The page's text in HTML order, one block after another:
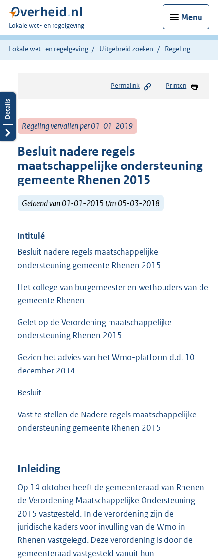
Menu
U
bent
hier:
Lokale wet- en regelgeving
Lokale wet- en regelgeving Uitgebreid zoeken Regeling
Permalink Printen
Regeling vervallen per 01-01-2019
Besluit nadere regels
maatschappelijke ondersteuning
gemeente Rhenen 2015
Geldend van 01-01-2015 t/m 05-03-2018
Intitulé
Besluit nadere regels maatschappelijke
ondersteuning gemeente Rhenen 2015
Het college van burgemeester en wethouders van de
gemeente Rhenen
Gelet op de Verordening maatschappelijke
ondersteuning Rhenen 2015
Gezien het advies van het Wmo-platform d.d. 10
december 2014
Besluit
Vast te stellen de Nadere regels maatschappelijke
ondersteuning gemeente Rhenen 2015
Inleiding
Op 14 oktober heeft de gemeenteraad van Rhenen
de Verordening Maatschappelijke Ondersteuning
2015 vastgesteld. In de verordening zijn de
juridische kaders voor invulling van de Wmo in
Rhenen vastgelegd. Deze verordening is door de
gemeenteraad vastgesteld vanuit hun